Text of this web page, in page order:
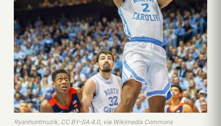
Ryanhuntmuzik, CC BY-SA 4.0, via Wikimedia Commons